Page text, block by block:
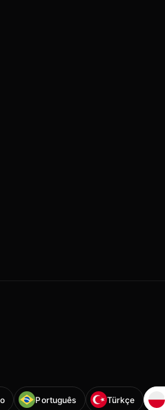
Português Türkçe